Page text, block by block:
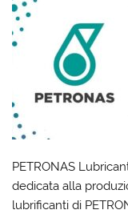
PETRONAS
dedicata alla
lubrificanti di